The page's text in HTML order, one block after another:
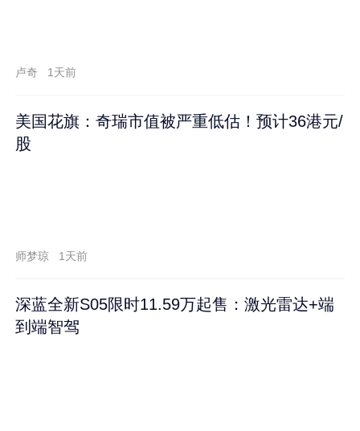
卢奇 1天前
美国花旗：奇瑞市值被严重低估！预计36港元/
股
师梦琼 1天前
深蓝全新S05限时11.59万起售：激光雷达+端
到端智驾